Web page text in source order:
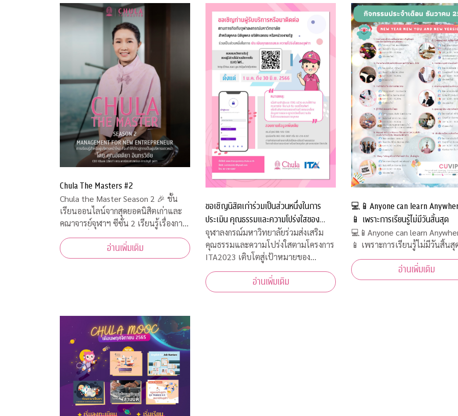
Chula The Masters #2
Chula the Master Season 2 🎉 ชั้น
เรียนออนไลน์จากสุดยอดนิสิตเก่าและ
คณาจารย์จุฬาฯ ซีซั่น 2 เรียนรู้เรื่องการ
จัดการเพื่อเตรียมเป็นผู้ประกอบการตัว
จริง
อ่านเพิ่มเติม
ขอเชิญนิสิตเก่าร่วมเป็นส่วนหนึ่งในการ
ประเมิน คุณธรรมและความโปร่งใสของ
จุฬาฯ
จุฬาลงกรณ์มหาวิทยาลัยร่วมส่งเสริม
คุณธรรมและความโปร่งใสตามโครงการ
ITA2023 เติบโตสู่เป้าหมายของ
สำนักงาน ป.ป.ช.
อ่านเพิ่มเติม
💻📱Anyone can learn
📱 เพราะการเรียนรู้ไม่มีวันสิ้นสุด
💻📱Anyone can learn
📱 เพราะการเรียนรู้ไม่มีวันสิ้นสุ
อ่านเพิ่มเติม